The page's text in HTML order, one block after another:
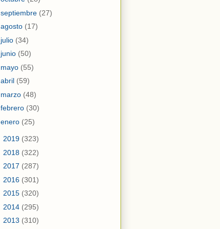
septiembre (27)
agosto (17)
julio (34)
junio (50)
mayo (55)
abril (59)
marzo (48)
febrero (30)
enero (25)
2019 (323)
2018 (322)
2017 (287)
2016 (301)
2015 (320)
2014 (295)
2013 (310)